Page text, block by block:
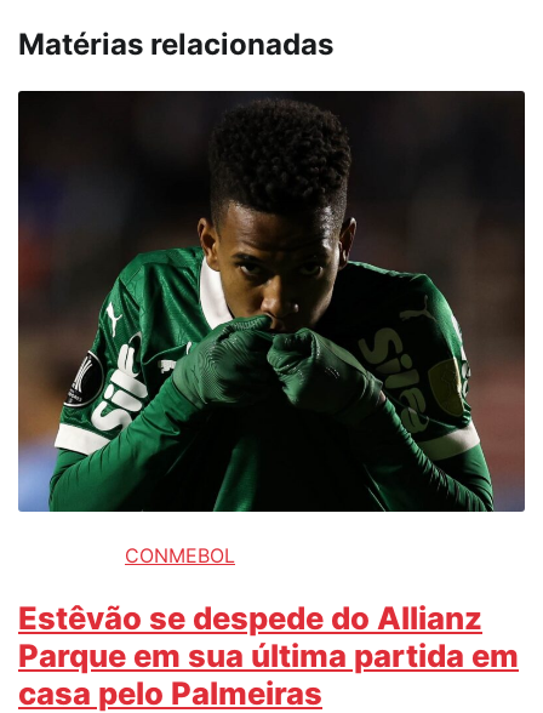
Matérias relacionadas
CONMEBOL
Estêvão se despede do Allianz
Parque em sua última partida em
casa pelo Palmeiras